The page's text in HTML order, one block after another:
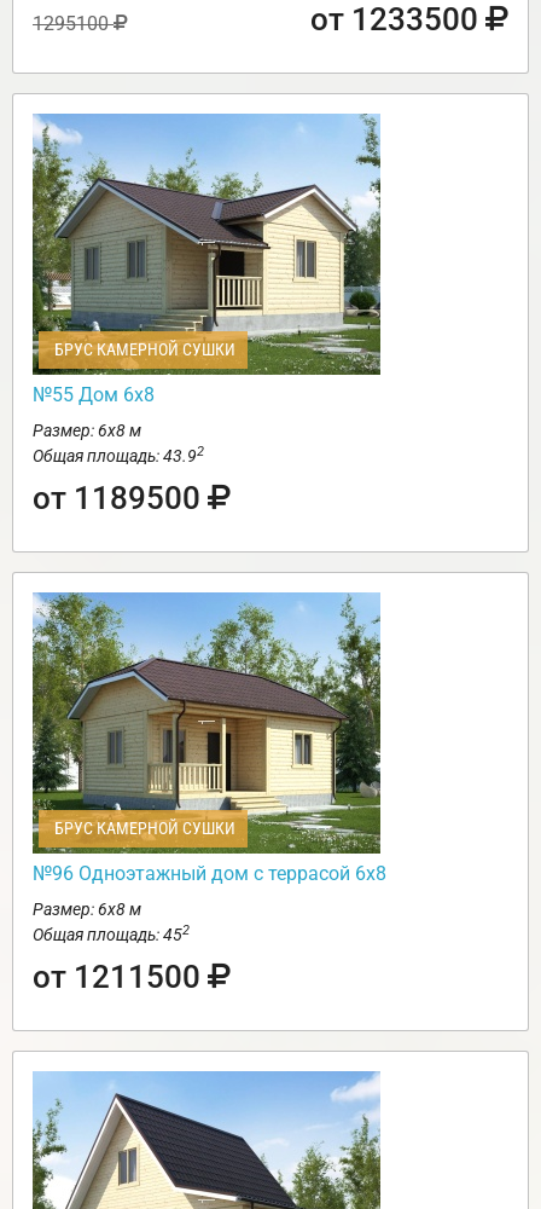
1295100 от 1233500
БРУС КАМЕРНОЙ СУШКИ
№55 Дом 6х8
Размер: 6х8 м
Общая площадь: 43.92
от 1189500
БРУС КАМЕРНОЙ СУШКИ
№96 Одноэтажный дом с террасой 6х8
Размер: 6х8 м
Общая площадь: 452
от 1211500